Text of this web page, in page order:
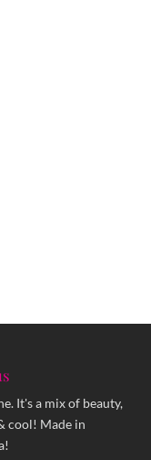
It's a mix of beauty,
cool! Made in